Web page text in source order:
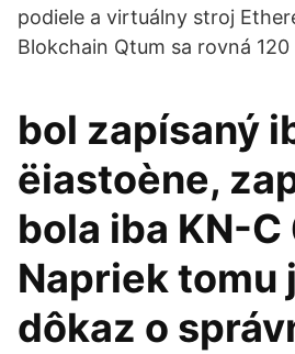
podiele a virtuálny stroj
Blokchain Qtum sa rovná 120
bol zapísaný
ëiastoène,
bola iba KN-C
Napriek tomu
dôkaz o